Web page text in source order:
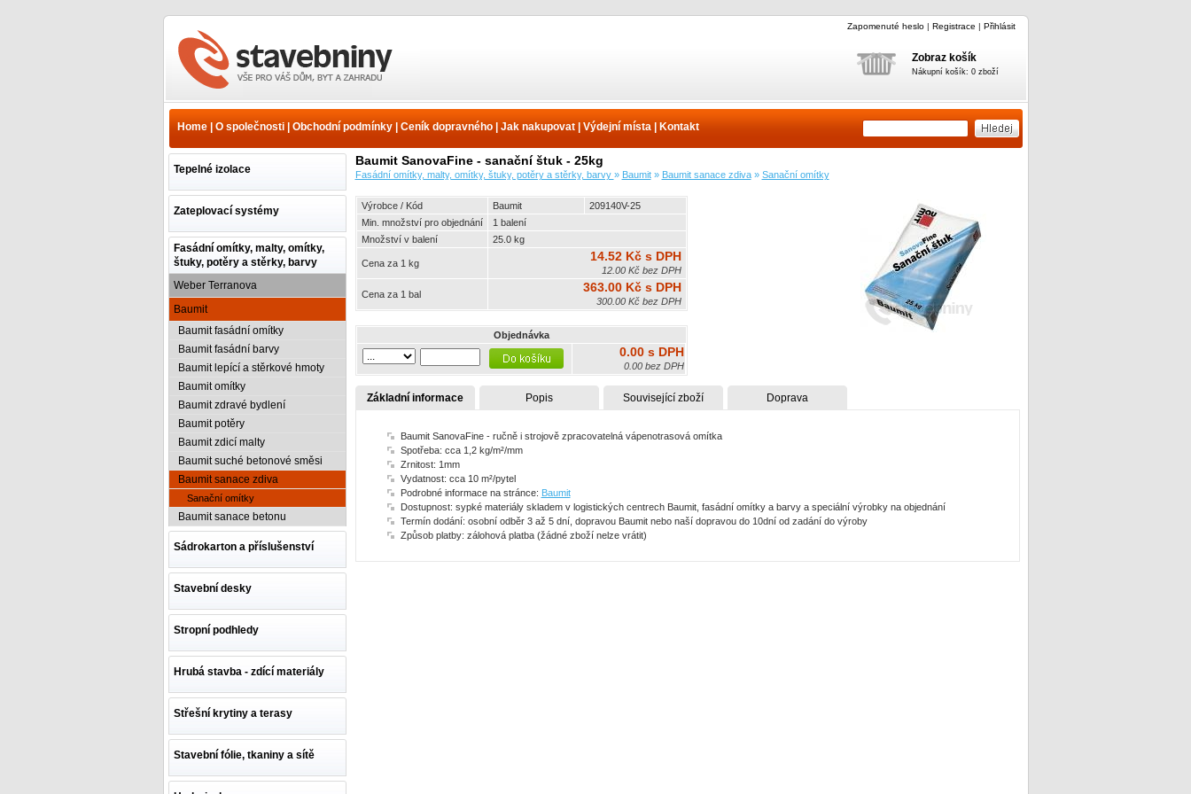
Zapomenuté heslo| Registrace | Přihlásit
Zobraz košík
Nákupní košík: 0 zboží
omítky, štuky, potěry a
Baumit sanace zdiva -
Home| O společnosti| Obchodní podmínky| Ceník dopravného| Jak nakupovat| Výdejní místa | Kontakt
Tepelné izolace
Zateplovací systémy
Fasádní omítky, malty, omítky,
štuky, potěry a stěrky, barvy
Weber Terranova
Baumit
Baumit fasádní omítky
Baumit fasádní barvy
Baumit lepící a stěrkové hmoty
Baumit omítky
Baumit zdravé bydlení
Baumit potěry
Baumit zdicí malty
Baumit suché betonové směsi
Baumit sanace zdiva
Sanační omítky
Baumit sanace betonu
Sádrokarton a příslušenství
Stavební desky
Stropní podhledy
Hrubá stavba - zdící materiály
Střešní krytiny a terasy
Stavební fólie, tkaniny a sítě
Baumit SanovaFine - sanační štuk - 25kg
Fasádní omítky, malty, omítky, štuky, potěry a stěrky, barvy » Baumit» Baumit sanace zdiva» Sanační omítky
Výrobce / Kód Baumit
209140V-25
Min. množství pro objednání
1 balení
Množství v balení
25.0 kg
Cena za 1 kg 14.52 Kč s DPH
12.00 Kč bez DPH
Cena za 1 bal 363.00 Kč s DPH
300.00 Kč bez DPH
Objednávka
0.00 s DPH
0.00 bez DPH
Základní informace Popis Související zboží Doprava
Baumit SanovaFine - ručně i strojově zpracovatelná vápenotrasová omítka
Spotřeba: cca 1,2 kg/m²/mm
Zrnitost: 1mm
Vydatnost: cca 10 m²/pytel
Podrobné informace na stránce: Baumit
Dostupnost: sypké materiály skladem v logistických centrech Baumit, fasádní omítky a barvy a speciální výrobky na objednání
Termín dodání: osobní odběr 3 až 5 dní, dopravou Baumit nebo naší dopravou do 10dní od zadání do výroby
Způsob platby: zálohová platba (žádné zboží nelze vrátit)